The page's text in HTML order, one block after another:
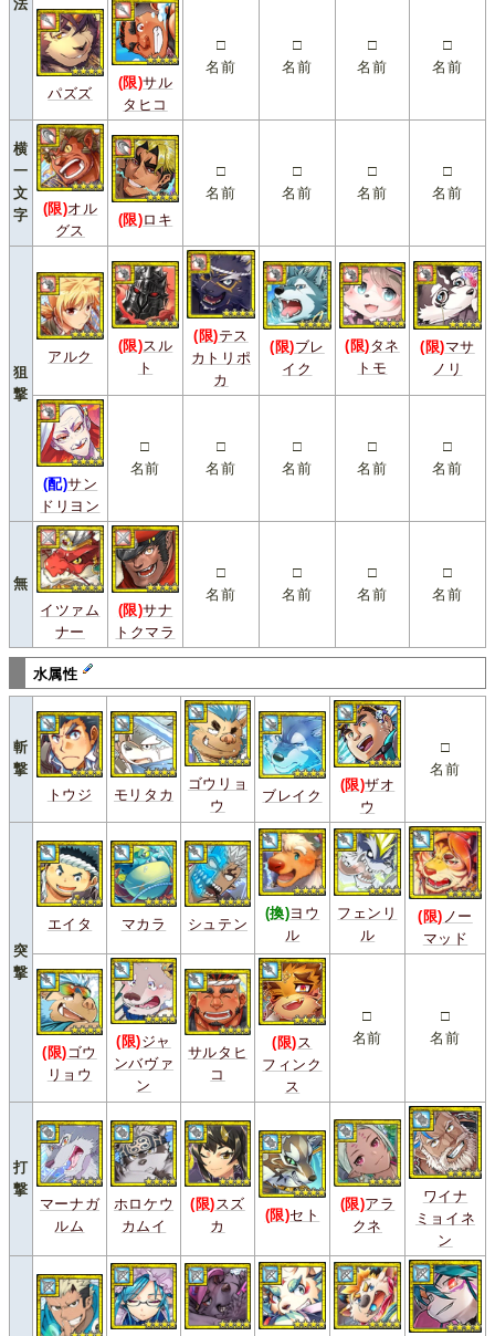
法
パズズ
(限)サル
タヒコ
□
名前
□
名前
□
名前
□
名前
横
一
文
字
(限)オル
グス
(限)ロキ
□
名前
□
名前
□
名前
□
名前
狙
撃
アルク
(限)スル
ト
(限)テス
カトリポ
カ
(限)ブレ
イク
(限)タネ
トモ
(限)マサ
ノリ
(配)サン
ドリヨン
□
名前
□
名前
□
名前
□
名前
□
名前
無
イツァム
ナー
(限)サナ
トクマラ
□
名前
□
名前
□
名前
□
名前
水属性
斬
撃
トウジ
モリタカ
ゴウリョ
ウ
ブレイク
(限)ザオ
ウ
□
名前
突
撃
エイタ マカラ シュテン
(換)ヨウ
ル
フェンリ
ル
(限) ノー
マッド
(限)ゴウ
リョウ
(限)ジャ
ンバヴァ
ン
サルタヒ
コ
(限)ス
フィンク
ス
□
名前
□
名前
打
撃
マーナガ
ルム
ホロケウ
カムイ
(限)スズ
カ
(限)セト
(限)アラ
クネ
ワイナ
ミョイネ
ン